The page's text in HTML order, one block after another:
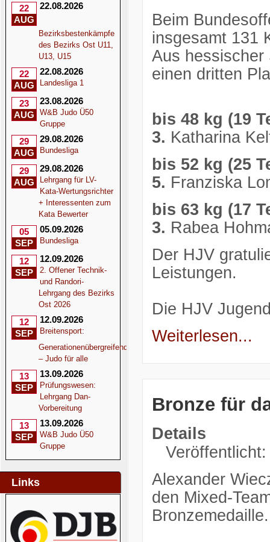
22
AUG
22.08.2026
Bezirksbestenkämpfe
des Bezirks Ost U11,
U13, U15
22
AUG
22.08.2026
Landesliga 1
23
AUG
23.08.2026
W&B Judo Ü50
Gruppe
29
AUG
29.08.2026
Bundesliga
29
AUG
29.08.2026
Lehrgang für LV-
Kata-Wertungsrichter
+ Interessenten zum
Kata Bewerter
05
SEP
05.09.2026
Bundesliga
12
SEP
12.09.2026
2. Offener Technik-
und Randori-
Lehrgang des Bezirks
Ost 2026
12
SEP
12.09.2026
Breitensport:
Generationenübergreifend
– Judo für alle
13
SEP
13.09.2026
Prüfungswesen:
Lehrgang Dan-
Vorbereitung
13
SEP
13.09.2026
W&B Judo Ü50
Gruppe
Links
Beim
insgesamt 131
Aus hessischer
einen dritten
bis 48 kg (19
3. Katharina
bis 52 kg (25
5. Franziska
bis 63 kg (17
3. Rabea
Der HJV
Leistungen.
Die HJV
Weiterlesen...
Bronze für
Details
Alexander
den Mixed-